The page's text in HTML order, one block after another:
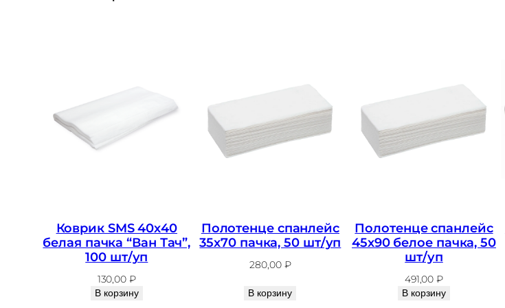
н
я
н
Коврик SMS 40х40
белая пачка “Ван Тач”,
100 шт/уп
130,00 ₽
В корзину
Полотенце спанлейс
35х70 пачка, 50 шт/уп
280,00 ₽
В корзину
Полотенце спанлейс
45х90 белое пачка, 50
шт/уп
491,00₽
В корзину